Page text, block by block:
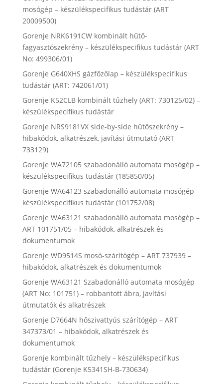
mosógép – készülékspecifikus tudástár (ART
20009500)
Gorenje NRK6191CW kombinált hűtő-
fagyasztószekrény – készülékspecifikus tudástár (ART
No: 499306/01)
Gorenje G640XHS gázfőzőlap – készülékspecifikus
tudástár (ART: 742061/01)
Gorenje K52CLB kombinált tűzhely (ART: 730125/02) –
készülékspecifikus tudástár
Gorenje NRS9181VX side-by-side hűtőszekrény –
hibakódok, alkatrészek, javítási útmutató (ART
733129)
Gorenje WA72105 szabadonálló automata mosógép –
készülékspecifikus tudástár (185850/05)
Gorenje WA64123 szabadonálló automata mosógép –
készülékspecifikus tudástár (101752/08)
Gorenje WA63121 szabadonálló automata mosógép –
ART 101751/05 – hibakódok, alkatrészek és
dokumentumok
Gorenje WD9514S mosó-szárítógép – ART 737939 –
hibakódok, alkatrészek és dokumentumok
Gorenje WA63121 Szabadonálló automata mosógép
(ART No: 101751) – robbantott ábra, javítási
útmutatók és alkatrészek
Gorenje D7664N hőszivattyús szárítógép – ART
347373/01 – hibakódok, alkatrészek és
dokumentumok
Gorenje kombinált tűzhely – készülékspecifikus
tudástár (Gorenje K5341SH-B-730634)